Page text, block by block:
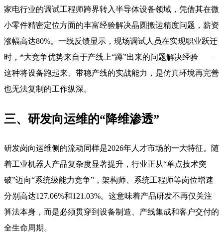
家电行业的调试工程师跨界转入半导体设备领域，凭借其在微
小零件精密定位方面的丰富经验解决晶圆搬运精度问题，薪资
涨幅高达80%。一线反馈显示，现场调试人员在实现职业跃迁
时，*大竞争优势来自于产线上“蹲”出来的问题解决经验——
这种将设备跑起来、带稳产线的实战能力，是仿真环境再完善
也无法复制的工作纵深。
三、研发向运维的“降维渗透”
研发岗向运维侧的流动同样是2026年人才市场的一大特征。随
着工业机器人产品复杂度显著提升，行业正从“单点技术突
破”迈向“系统级能力竞争”，架构师、系统工程师等岗位增速
分别高达127.06%和121.03%。这意味着产品研发不再仅关注
算法本身，而是必须贯穿到设备制造、产线集成和客户交付的
全生命周期。